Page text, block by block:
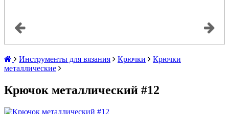
Инструменты для вязания Крючки
Крючки
металлические
Крючок металлический #12